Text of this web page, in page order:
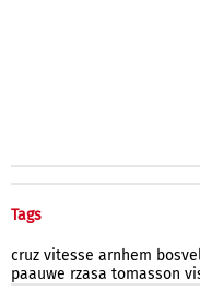
Tags
cruz vitesse arnhem
paauwe rzasa tomasson